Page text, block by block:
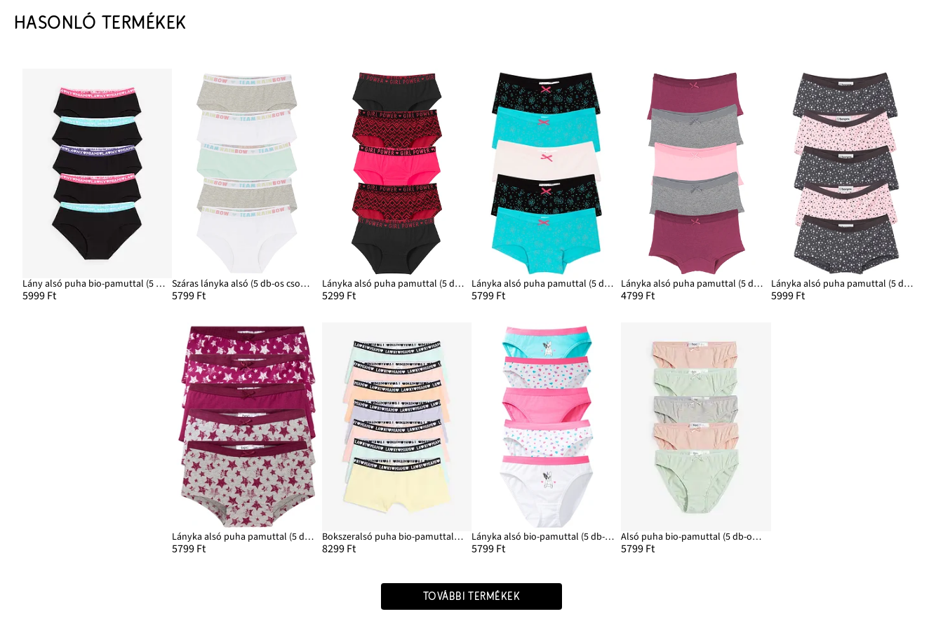
HASONLÓ TERMÉKEK
Lány alsó puha bio-pamuttal (5 db-os csomag)
5999 Ft
Száras lányka alsó (5 db-os csomag)
5799 Ft
Lányka alsó puha pamuttal (5 db-os csomag)
5299 Ft
Lányka alsó puha pamuttal (5 db-os csomag)
5799 Ft
Lányka alsó puha pamuttal (5 db-os csomag)
4799 Ft
Lányka alsó puha pamuttal (5 db-os csomag)
5999 Ft
Lányka alsó puha pamuttal (5 db-os csomag)
5799 Ft
Bokszeralsó puha bio-pamuttal (7 db-os csomag)
8299 Ft
Lányka alsó bio-pamuttal (5 db-os csomag)
5799 Ft
Alsó puha bio-pamuttal (5 db-os csomag)
5799 Ft
TOVÁBBI TERMÉKEK